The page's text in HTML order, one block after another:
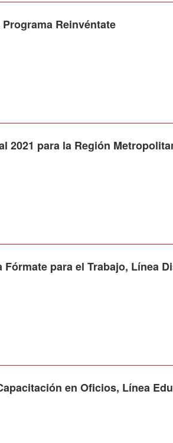
Reinvéntate
2021 para la Región
para el Trabajo, Línea
en Oficios, Línea